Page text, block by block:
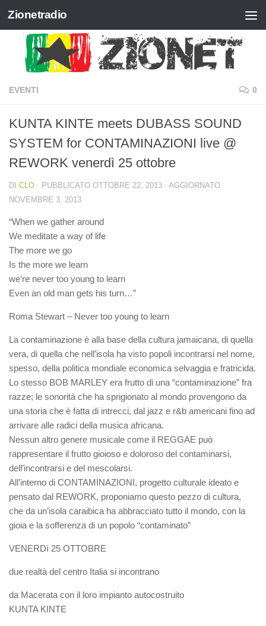
Salta al contenuto
Zionetradio
EVENTI 0
KUNTA KINTE meets DUBASS SOUND
SYSTEM for CONTAMINAZIONI live @
REWORK venerdì 25 ottobre
DI CLO · PUBBLICATO OTTOBRE 22, 2013 · AGGIORNATO
NOVEMBRE 3, 2013
“When we gather around
We meditate a way of life
The more we go
Is the more we learn
we’re never too young to learn
Even an old man gets his turn…”
Roma Stewart – Never too young to learn
La contaminazione è alla base della cultura jamaicana, di quella
vera, di quella che nell’isola ha visto popoli incontrarsi nel nome,
spesso, della politica mondiale economica selvaggia e fratricida.
Lo stesso BOB MARLEY era frutto di una “contaminazione” fra
razze; le sonorità che ha sprigionato al mondo provengono da
una storia che è fatta di intrecci, dal jazz e r&b americani fino ad
arrivare alle radici della musica africana.
Nessun altro genere musicale come il REGGAE può
rappresentare il frutto gioioso e doloroso del contaminarsi,
dell’incontrarsi e del mescolarsi.
All’interno di CONTAMINAZIONI, progetto culturale ideato e
pensato dal REWORK, proponiamo questo pezzo di cultura,
che da un’isola caraibica ha abbracciato tutto il mondo, con la
gioia e la sofferenza di un popolo “contaminato”
VENERDì 25 OTTOBRE
due realtà del centro Italia si incontrano
da Macerata con il loro impianto autocostruito
KUNTA KINTE